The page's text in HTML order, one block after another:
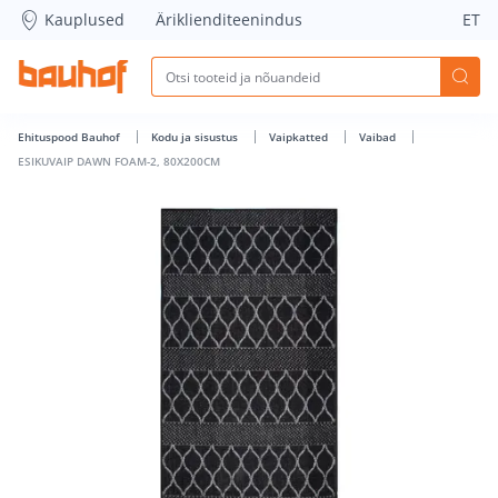
ESIKUVAIP DAWN FOAM-2, 80X200CM - Bauhof has loaded
Kauplused Äriklienditeenindus ET
Ehituspood Bauhof Kodu ja sisustus Vaipkatted
Vaibad
ESIKUVAIP DAWN FOAM-2, 80X200CM